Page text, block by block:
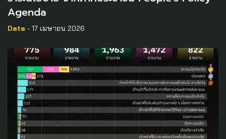
Agenda
Data - 17 เมษายน 2026